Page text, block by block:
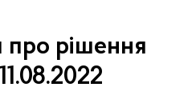
про рішення